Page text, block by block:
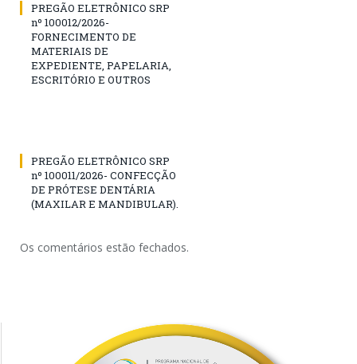
PREGÃO ELETRÔNICO SRP
nº 100012/2026-
FORNECIMENTO DE
MATERIAIS DE
EXPEDIENTE, PAPELARIA,
ESCRITÓRIO E OUTROS
PREGÃO ELETRÔNICO SRP
nº 100011/2026- CONFECÇÃO
DE PRÓTESE DENTÁRIA
(MAXILAR E MANDIBULAR).
Os comentários estão fechados.